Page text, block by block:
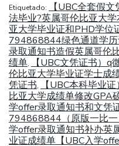
Etiquetado:
【UBC全套假
法毕业?英属哥伦比亚大
亚大学毕业证和PHD学位
794868844绿色通道学
录取通知书造假英属哥伦
绩单,
【UBC文凭证书）
伦比亚大学毕业证学士成
凭证书,
【UBC本科毕业
比亚大学成绩单修改GPA
学offer录取通知书和文凭
794868844（原版一比
学offer录取通知书补办英
业证成绩单【UBC入学